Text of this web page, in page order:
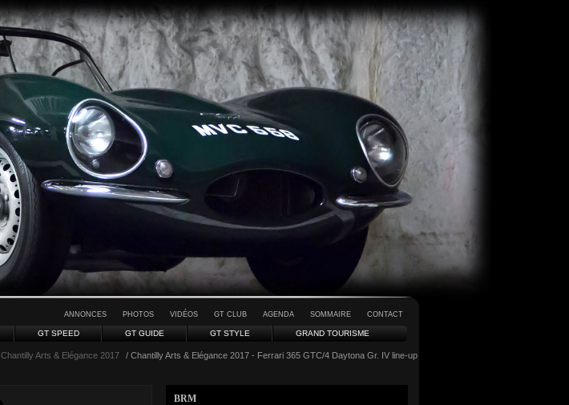
ANNONCES PHOTOS VIDÉOS GT CLUB AGENDA SOMMAIRE CONTACT
GT SPEED GT GUIDE GT STYLE GRAND TOURISME
Chantilly Arts & Elégance 2017 / Chantilly Arts & Elégance 2017 - Ferrari 365 GTC/4 Daytona Gr. IV line-up
BRM